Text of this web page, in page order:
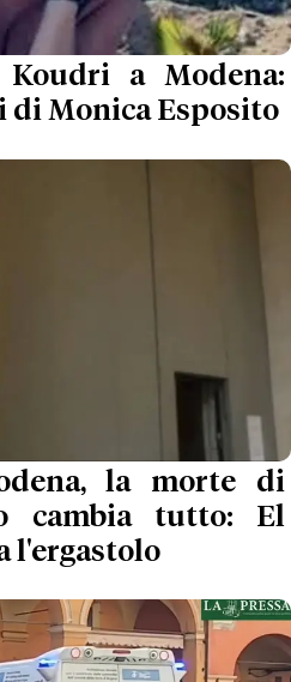
a Modena:
Monica Esposito
la morte di
cambia tutto: El
l'ergastolo